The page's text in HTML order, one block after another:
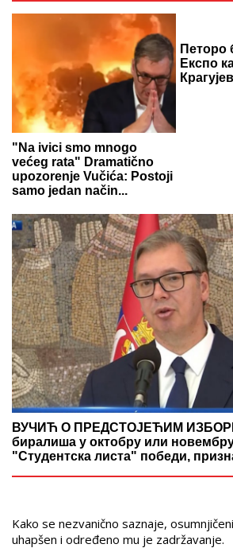
"Na ivici smo mnogo
većeg rata" Dramatično
upozorenje Vučića: Postoji
samo jedan način...
Петоро
Експо
ВУЧИЋ О ПРЕДСТОЈЕЋИМ
биралиша у октобру или
"Студентска листа" победи,
Kako se nezvanično saznaje,
uhapšen i određeno mu je zadržavanje.